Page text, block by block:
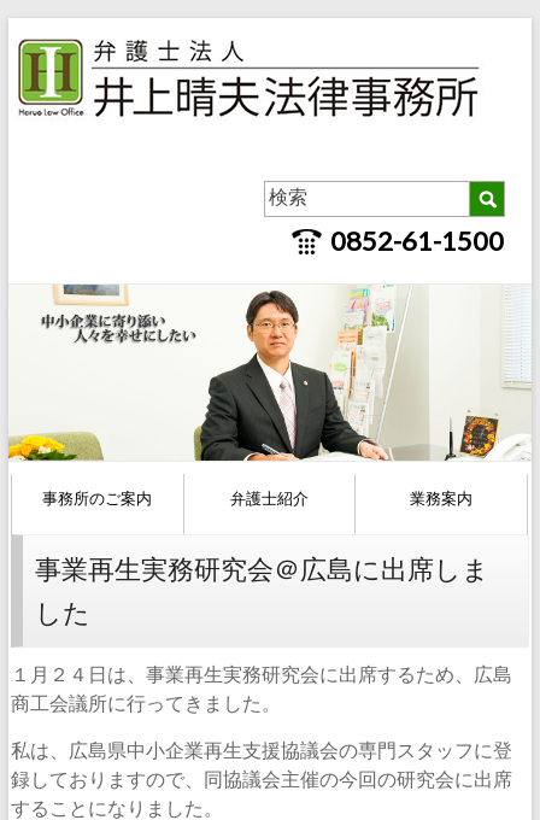
0852-61-1500
事務所のご案内 弁護士紹介 業務案内
事業再生実務研究会＠広島に出席しま
した
１月２４日は、事業再生実務研究会に出席するため、広島
商工会議所に行ってきました。
私は、広島県中小企業再生支援協議会の専門スタッフに登
録しておりますので、同協議会主催の今回の研究会に出席
することになりました。